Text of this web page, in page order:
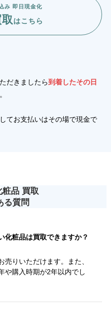
み 即日現金化
はこちら
だきましたら到着したその日
てお支払いはその場で現金で
粧品 買取
る質問
化粧品は買取できますか？
りいただけます。また、
や購入時期が2年以内でし